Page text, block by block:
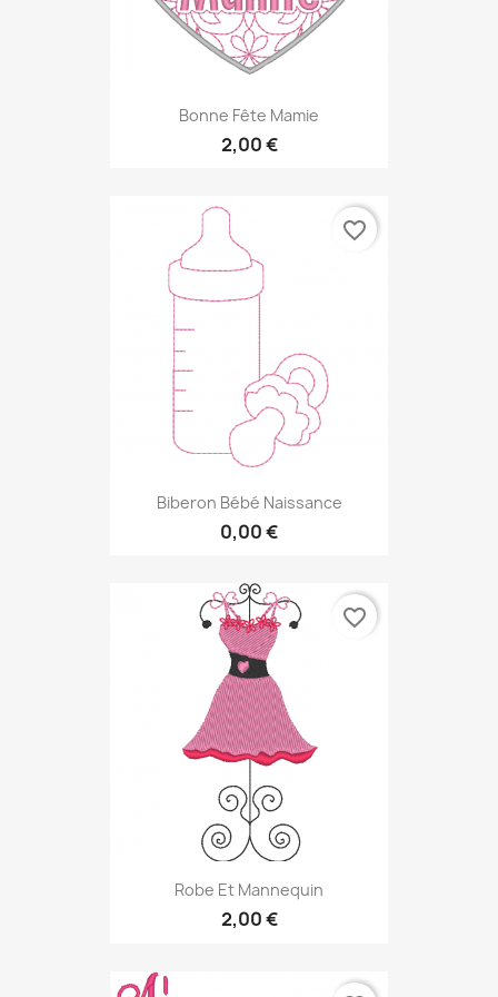
Bonne Fête Mamie
2,00 €
Biberon Bébé Naissance
0,00 €
favorite_border
Robe Et Mannequin
2,00 €
favorite_border